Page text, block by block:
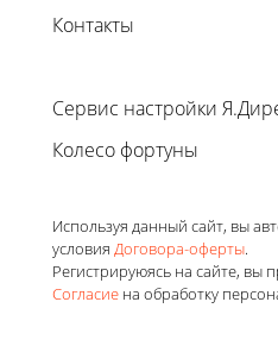
Контакты
Сервис настройки
Колесо фортуны
Используя данный сайт, вы
условия Договора-оферты.
Регистрируюясь на сайте, вы
Согласие на обработку